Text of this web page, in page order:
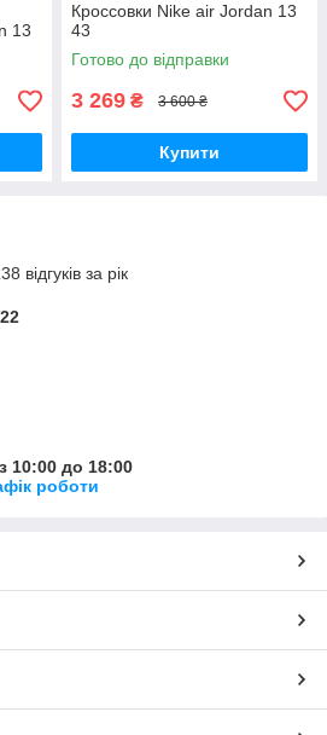
13
Кроссовки Nike air Jordan 13
43
Готово до відправки
3 269 ₴ 3 600 ₴
Купити
відгуків за рік
10:00 до 18:00
роботи